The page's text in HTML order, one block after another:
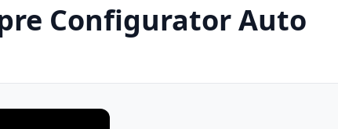
Configurator Auto